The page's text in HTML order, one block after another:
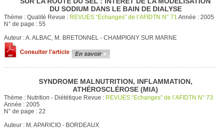
DU SODIUM DANS LE BAIN DE DIALYSE
Thème : Qualité Revue : REVUES “Echanges” de l’AFIDTN N° 71 Année : 2005
N° de page : 55
Auteur :A. ALBAC, M. BRETONNEL - CHAMPIGNY SUR MARNE
SYNDROME MALNUTRITION, INFLAMMATION,
ATHÉROSCLÉROSE (MIA)
Thème : Nutrition - Diététique Revue : REVUES “Echanges” de l’AFIDTN N° 73
Année : 2005
N° de page : 22
Auteur : M. APARICIO - BORDEAUX